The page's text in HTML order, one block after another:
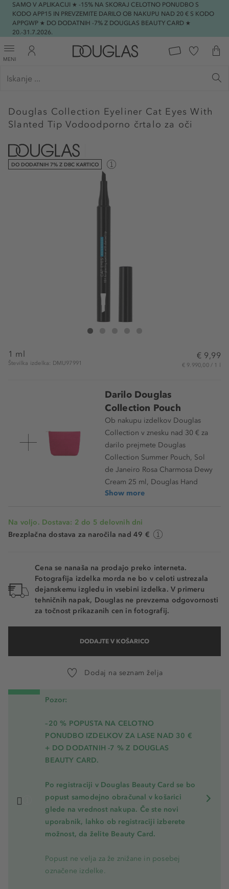
SAMO V APLIKACIJI ★ -15% NA SKORAJ CELOTNO PONUDBO S
KODO APP15 IN PREVZEMITE DARILO OB NAKUPU NAD 20 € S KODO
APPGWP ★ DO DODATNIH -7% Z DOUGLAS BEAUTY CARD ★
20.-31.7.2026.
MENI
Douglas Collection Eyeliner Cat Eyes With
Slanted Tip Vodoodporno črtalo za oči
DO DODATNIH 7% Z DBC KARTICO
Douglas Collection Eyeliner Cat Eyes With Slanted Tip
1 ml
Številka izdelka: DMU97991
€ 9,99
€ 9.990,00 / 1 l
Darilo Douglas
Collection Pouch
Ob nakupu izdelkov Douglas
Collection v znesku nad 30 € za
darilo prejmete Douglas
Collection Summer Pouch, Sol
de Janeiro Rosa Charmosa Dewy
Cream 25 ml, Douglas Hand
Show more
Na voljo. Dostava: 2 do 5 delovnih dni
Brezplačna dostava za naročila nad 49 €
Cena se nanaša na prodajo preko interneta.
Fotografija izdelka morda ne bo v celoti ustrezala
dejanskemu izgledu in vsebini izdelka. V primeru
tehničnih napak, Douglas ne prevzema odgovornosti
za točnost prikazanih cen in fotografij.
DODAJTE V KOŠARICO
Dodaj na seznam želja
Pozor:
–20 % POPUSTA NA CELOTNO
PONUDBO IZDELKOV ZA LASE NAD 30 €
+ DO DODATNIH -7 % Z DOUGLAS
BEAUTY CARD.
Po registraciji v Douglas Beauty Card se bo
popust samodejno obračunal v košarici
glede na vrednost nakupa. Če ste novi
uporabnik, lahko ob registraciji izberete
možnost, da želite Beauty Card.
Popust ne velja za že znižane in posebej
označene izdelke.